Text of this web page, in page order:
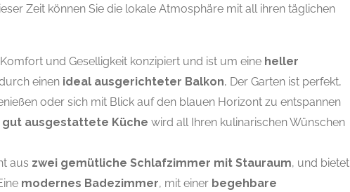
Zeit können Sie die lokale Atmosphäre mit all ihren täglichen
und Geselligkeit konzipiert und ist um eine heller
einen ideal ausgerichteter Balkon, Der Garten ist perfekt,
oder sich mit Blick auf den blauen Horizont zu entspannen
ausgestattete Küche wird all Ihren kulinarischen Wünschen
aus zwei gemütliche Schlafzimmer mit Stauraum, und bietet
modernes Badezimmer, mit einer begehbare